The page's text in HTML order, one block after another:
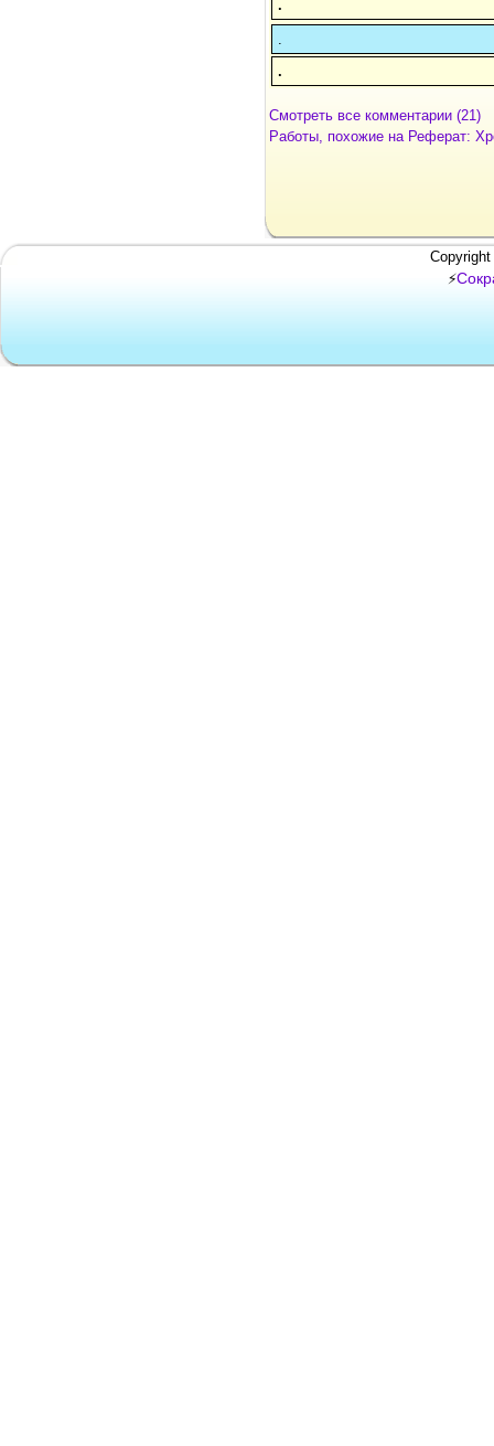
.
.
Смотреть все комментарии (21)
Работы, похожие на Реферат:
⚡